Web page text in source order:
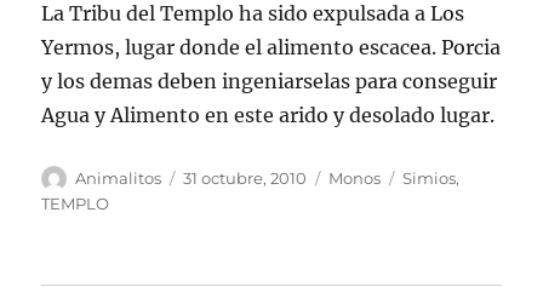
La Tribu del Templo ha sido expulsada a Los
Yermos, lugar donde el alimento escacea. Porcia
y los demas deben ingeniarselas para conseguir
Agua y Alimento en este arido y desolado lugar.
Autor
Animalitos
Publicado
31 octubre, 2010 Categorías
Monos Etiquetas
Simios,
TEMPLO